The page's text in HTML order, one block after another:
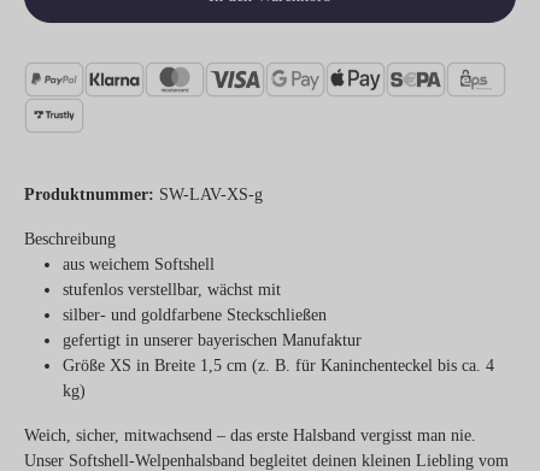
Produktnummer: SW-LAV-XS-g
Beschreibung
aus weichem Softshell
stufenlos verstellbar, wächst mit
silber- und goldfarbene Steckschließen
gefertigt in unserer bayerischen Manufaktur
Größe XS in Breite 1,5 cm (z. B. für Kaninchenteckel bis ca. 4
kg)
Weich, sicher, mitwachsend – das erste Halsband vergisst man nie.
Unser Softshell-Welpenhalsband begleitet deinen kleinen Liebling vom